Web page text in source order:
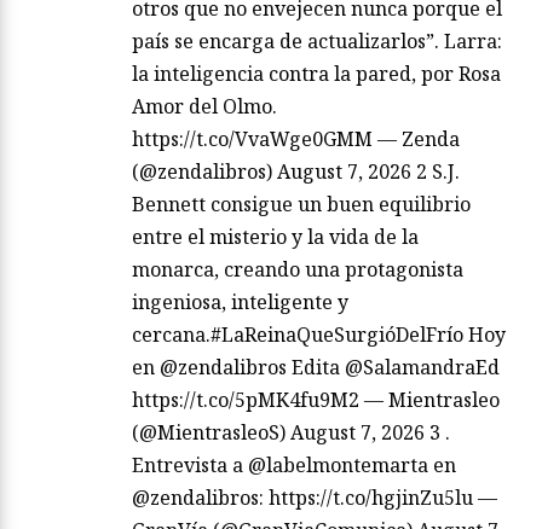
otros que no envejecen nunca porque el
país se encarga de actualizarlos”. Larra:
la inteligencia contra la pared, por Rosa
Amor del Olmo.
https://t.co/VvaWge0GMM — Zenda
(@zendalibros) August 7, 2026 2 S.J.
Bennett consigue un buen equilibrio
entre el misterio y la vida de la
monarca, creando una protagonista
ingeniosa, inteligente y
cercana.#LaReinaQueSurgióDelFrío Hoy
en @zendalibros Edita @SalamandraEd
https://t.co/5pMK4fu9M2 — Mientrasleo
(@MientrasleoS) August 7, 2026 3 .
Entrevista a @labelmontemarta en
@zendalibros: https://t.co/hgjinZu5lu —